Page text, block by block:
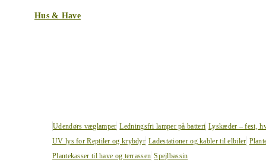
Hus & Have
Udendørs væglamper Ledningsfri lamper på batteri Lyskæder – fest,
UV lys for Reptiler og krybdyr Ladestationer og kabler til elbiler
Plantekasser til have og terrassen Spejlbassin